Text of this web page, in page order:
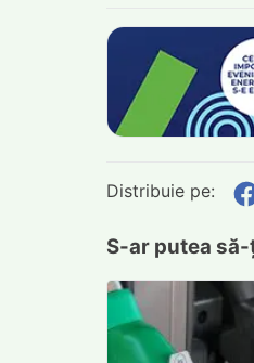
Distribuie pe:
S-ar putea